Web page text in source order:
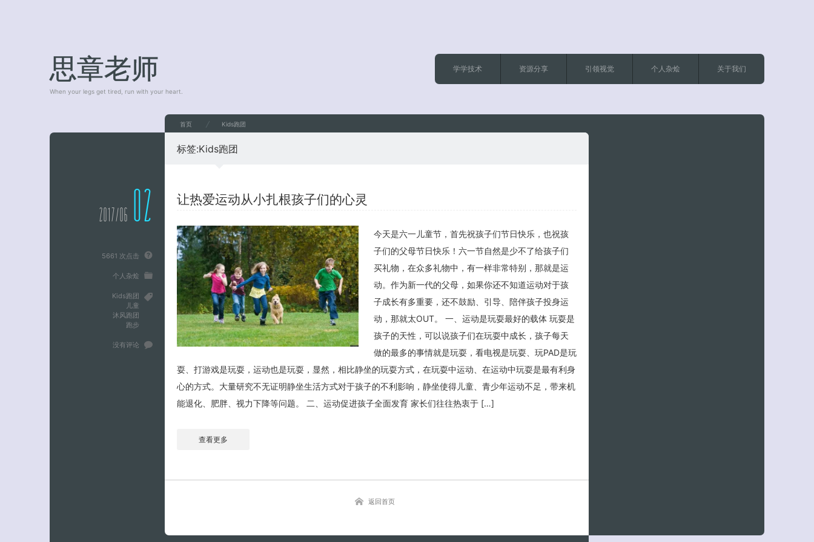
思章老师
When your legs get tired, run with your heart.
学学技术 资源分享 引领视觉 个人杂烩 关于我们
首页 Kids跑团
标签:Kids跑团
让热爱运动从小扎根孩子们的心灵
今天是六一儿童节，首先祝孩子们节日快乐，也祝孩
子们的父母节日快乐！六一节自然是少不了给孩子们
买礼物，在众多礼物中，有一样非常特别，那就是运
动。作为新一代的父母，如果你还不知道运动对于孩
子成长有多重要，还不鼓励、引导、陪伴孩子投身运
动，那就太OUT。 一、运动是玩耍最好的载体 玩耍是
孩子的天性，可以说孩子们在玩耍中成长，孩子每天
做的最多的事情就是玩耍，看电视是玩耍、玩PAD是玩
耍、打游戏是玩耍，运动也是玩耍，显然，相比静坐的玩耍方式，在玩耍中运动、在运动中玩耍是最有利身
心的方式。大量研究不无证明静坐生活方式对于孩子的不利影响，静坐使得儿童、青少年运动不足，带来机
能退化、肥胖、视力下降等问题。 二、运动促进孩子全面发育 家长们往往热衷于 […]
查看更多
2017/06 02
5661 次点击
个人杂烩
Kids跑团
儿童
沐风跑团
跑步
没有评论
返回首页
关闭弹窗